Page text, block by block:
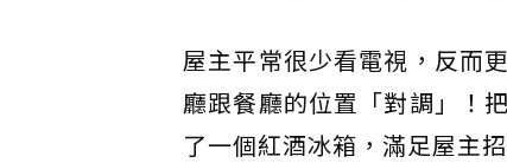
屋主平常很少看電視，反而
廳跟餐廳的位置「對調」！
了一個紅酒冰箱，滿足屋主